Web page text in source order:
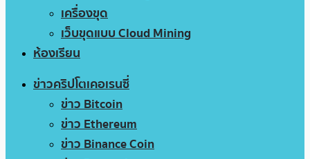
เครื่องขุด
เว็บขุดแบบ Cloud Mining
ห้องเรียน
ข่าวคริปโตเคอเรนซี่
ข่าว Bitcoin
ข่าว Ethereum
ข่าว Binance Coin